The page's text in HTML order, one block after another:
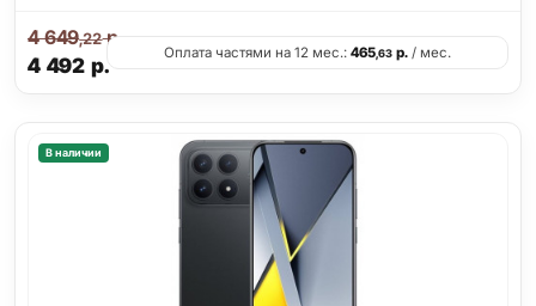
4 492 р.
4 649,22р.
Оплата частями на 12 мес.: 465,63 р. / мес.
В наличии